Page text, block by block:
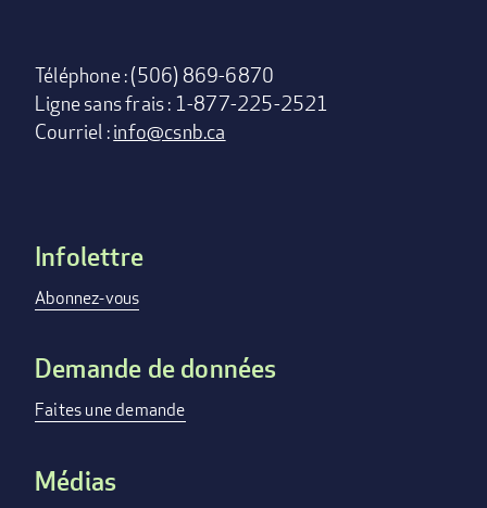
Téléphone : (506) 869-6870
Ligne sans frais : 1-877-225-2521
Courriel :info@csnb.ca
Footer
menu
Infolettre
Abonnez-vous
Demande de données
Faites une demande
Médias